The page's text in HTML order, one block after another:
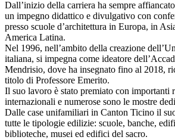
Dall’inizio della carriera ha sempre
un impegno didattico e divulgativo con
presso scuole d’architettura in Europa, in
America Latina.
Nel 1996, nell’ambito della creazione
italiana, si impegna come ideatore
Mendrisio, dove ha insegnato fino al 2018,
titolo di Professore Emerito.
Il suo lavoro è stato premiato con importanti
internazionali e numerose sono le mostre
Dalle case unifamiliari in Canton Ticino il
tutte le tipologie edilizie: scuole, banche,
biblioteche, musei ed edifici del sacro.